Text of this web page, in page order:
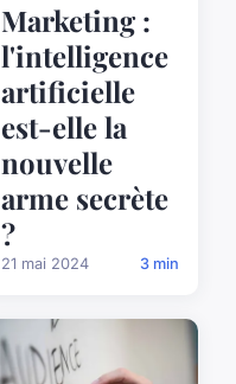
Marketing :
l'intelligence
artificielle
est-elle la
nouvelle
arme secrète
?
21 mai 2024 3 min